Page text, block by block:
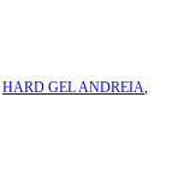
HARD GEL ANDREIA,